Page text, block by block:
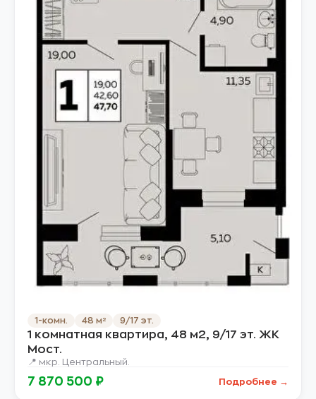
1-комн. 48 м² 9/17 эт.
1 комнатная квартира, 48 м2, 9/17 эт. ЖК
Мост.
📍 мкр. Центральный.
7 870 500 ₽ Подробнее →